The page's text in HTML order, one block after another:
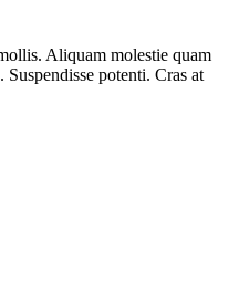
Aliquam molestie quam
potenti. Cras at